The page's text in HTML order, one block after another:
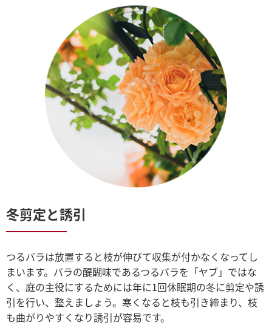
冬剪定と誘引
つるバラは放置すると枝が伸びて収集が付かなくなってし
まいます。バラの醍醐味であるつるバラを「ヤブ」ではな
く、庭の主役にするためには年に1回休眠期の冬に剪定や誘
引を行い、整えましょう。寒くなると枝も引き締まり、枝
も曲がりやすくなり誘引が容易です。